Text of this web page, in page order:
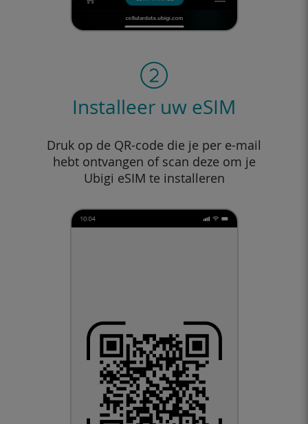
Installeer uw eSIM
Druk op de QR-code die je per e-mail
hebt ontvangen of scan deze om je
Ubigi eSIM te installeren